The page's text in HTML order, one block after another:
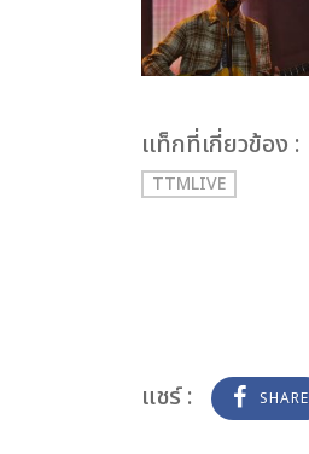
เเท็กที่เกี่ยวข้อง :
TTMLIVE
แชร์ : SHARE